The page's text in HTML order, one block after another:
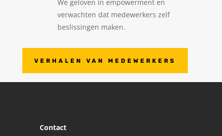
We geloven in empowerment en
verwachten dat medewerkers zelf
beslissingen maken.
VERHALEN VAN MEDEWERKERS
Contact